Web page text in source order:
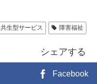
共生型サービス 障害福祉
シェアする
Facebook